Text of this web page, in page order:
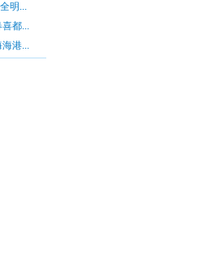
明...
都...
港...